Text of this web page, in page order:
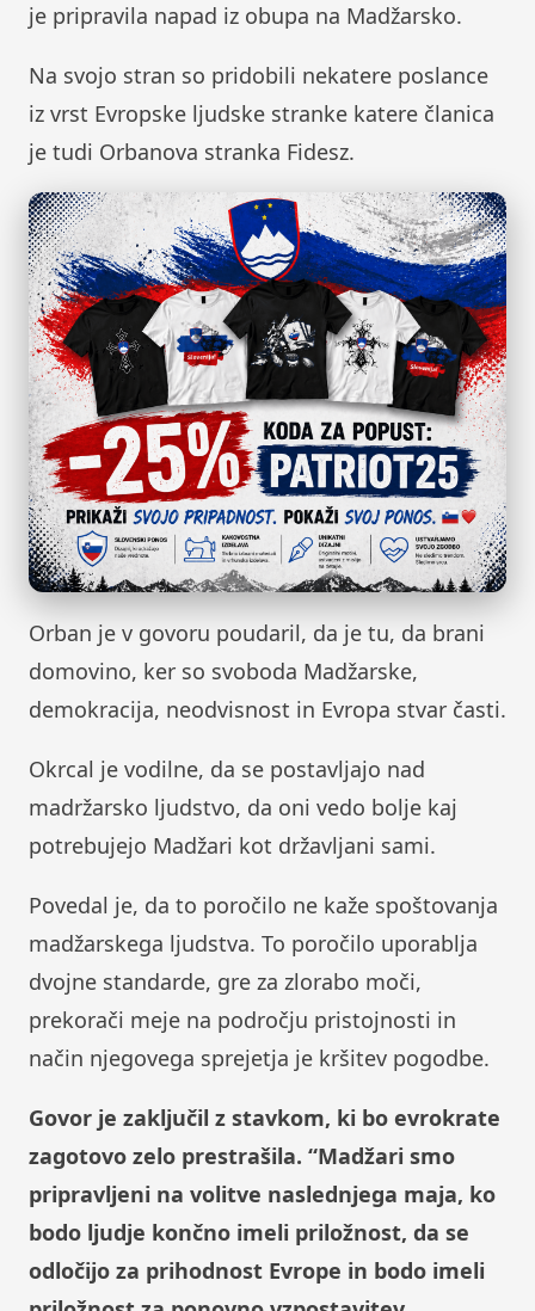
je pripravila napad iz obupa na Madžarsko.
Na svojo stran so pridobili nekatere poslance
iz vrst Evropske ljudske stranke katere članica
je tudi Orbanova stranka Fidesz.
Orban je v govoru poudaril, da je tu, da brani
domovino, ker so svoboda Madžarske,
demokracija, neodvisnost in Evropa stvar časti.
Okrcal je vodilne, da se postavljajo nad
madržarsko ljudstvo, da oni vedo bolje kaj
potrebujejo Madžari kot državljani sami.
Povedal je, da to poročilo ne kaže spoštovanja
madžarskega ljudstva. To poročilo uporablja
dvojne standarde, gre za zlorabo moči,
prekorači meje na področju pristojnosti in
način njegovega sprejetja je kršitev pogodbe.
Govor je zaključil z stavkom, ki bo evrokrate
zagotovo zelo prestrašila. “Madžari smo
pripravljeni na volitve naslednjega maja, ko
bodo ljudje končno imeli priložnost, da se
odločijo za prihodnost Evrope in bodo imeli